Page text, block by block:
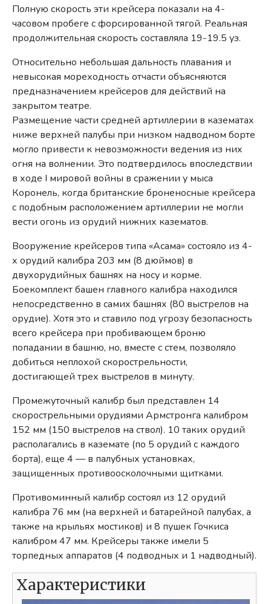
Полную скорость эти крейсера показали на 4-
часовом пробеге с форсированной тягой. Реальная
продолжительная скорость составляла 19-19.5 уз.
Относительно небольшая дальность плавания и
невысокая мореходность отчасти объясняются
предназначением крейсеров для действий на
закрытом театре.
Размещение части средней артиллерии в казематах
ниже верхней палубы при низком надводном борте
могло привести к невозможности ведения из них
огня на волнении. Это подтвердилось впоследствии
в ходе I мировой войны в сражении у мыса
Коронель, когда британские броненосные крейсера
с подобным расположением артиллерии не могли
вести огонь из орудий нижних казематов.
Вооружение крейсеров типа «Асама» состояло из 4-
х орудий калибра 203 мм (8 дюймов) в
двухорудийных башнях на носу и корме.
Боекомплект башен главного калибра находился
непосредственно в самих башнях (80 выстрелов на
орудие). Хотя это и ставило под угрозу безопасность
всего крейсера при пробивающем броню
попадании в башню, но, вместе с стем, позволяло
добиться неплохой скорострельности,
достигающей трех выстрелов в минуту.
Промежуточный калибр был представлен 14
скорострельными орудиями Армстронга калибром
152 мм (150 выстрелов на ствол). 10 таких орудий
располагались в каземате (по 5 орудий с каждого
борта), еще 4 — в палубных установках,
защищенных противоосколочными щитками.
Противоминный калибр состоял из 12 орудий
калибра 76 мм (на верхней и батарейной палубах, а
также на крыльях мостиков) и 8 пушек Гочкиса
калибром 47 мм. Крейсеры также имели 5
торпедных аппаратов (4 подводных и 1 надводный).
Характеристики